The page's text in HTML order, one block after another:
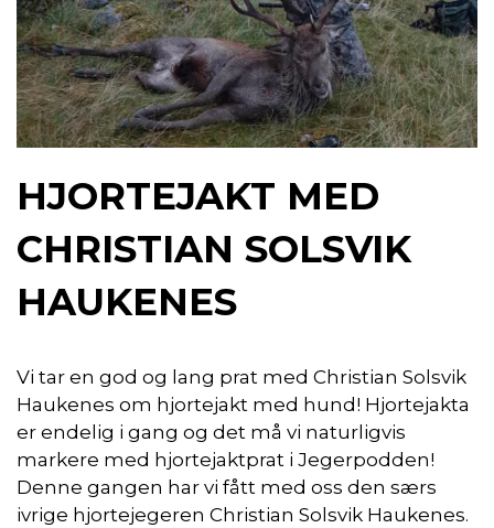
HJORTEJAKT MED
CHRISTIAN SOLSVIK
HAUKENES
Vi tar en god og lang prat med Christian Solsvik
Haukenes om hjortejakt med hund! Hjortejakta
er endelig i gang og det må vi naturligvis
markere med hjortejaktprat i Jegerpodden!
Denne gangen har vi fått med oss den særs
ivrige hjortejegeren Christian Solsvik Haukenes.